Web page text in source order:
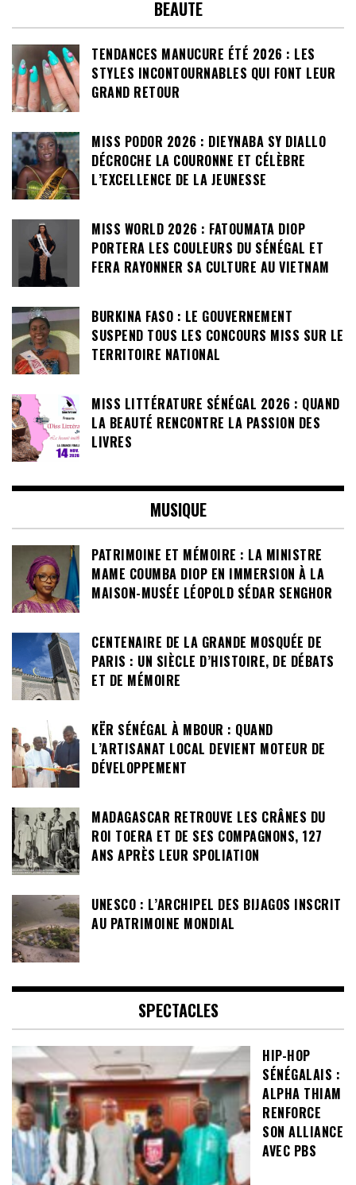
BEAUTE
TENDANCES MANUCURE ÉTÉ 2026 : LES
STYLES INCONTOURNABLES QUI FONT LEUR
GRAND RETOUR
MISS PODOR 2026 : DIEYNABA SY DIALLO
DÉCROCHE LA COURONNE ET CÉLÈBRE
L’EXCELLENCE DE LA JEUNESSE
MISS WORLD 2026 : FATOUMATA DIOP
PORTERA LES COULEURS DU SÉNÉGAL ET
FERA RAYONNER SA CULTURE AU VIETNAM
BURKINA FASO : LE GOUVERNEMENT
SUSPEND TOUS LES CONCOURS MISS SUR LE
TERRITOIRE NATIONAL
MISS LITTÉRATURE SÉNÉGAL 2026 : QUAND
LA BEAUTÉ RENCONTRE LA PASSION DES
LIVRES
MUSIQUE
PATRIMOINE ET MÉMOIRE : LA MINISTRE
MAME COUMBA DIOP EN IMMERSION À LA
MAISON-MUSÉE LÉOPOLD SÉDAR SENGHOR
CENTENAIRE DE LA GRANDE MOSQUÉE DE
PARIS : UN SIÈCLE D’HISTOIRE, DE DÉBATS
ET DE MÉMOIRE
KËR SÉNÉGAL À MBOUR : QUAND
L’ARTISANAT LOCAL DEVIENT MOTEUR DE
DÉVELOPPEMENT
MADAGASCAR RETROUVE LES CRÂNES DU
ROI TOERA ET DE SES COMPAGNONS, 127
ANS APRÈS LEUR SPOLIATION
UNESCO : L’ARCHIPEL DES BIJAGOS INSCRIT
AU PATRIMOINE MONDIAL
SPECTACLES
HIP-HOP
SÉNÉGALAIS :
ALPHA THIAM
RENFORCE
SON ALLIANCE
AVEC PBS